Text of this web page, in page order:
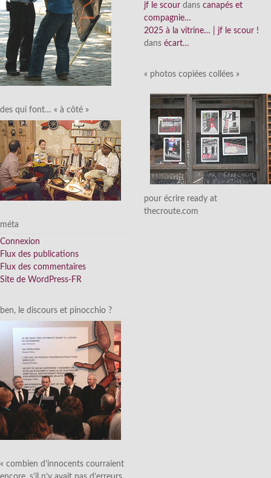
des qui font… « à côté »
méta
Connexion
Flux des publications
Flux des commentaires
Site de WordPress-FR
ben, le discours et pinocchio ?
« combien d’innocents courraient
jf le scour dans canapés et
compagnie…
2025 à la vitrine… | jf le scour !
dans écart…
« photos copiées collées »
pour écrire ready at
thecroute.com